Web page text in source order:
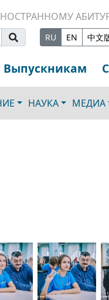
RU EN 中文
Выпускникам
НАУКА МЕДИА